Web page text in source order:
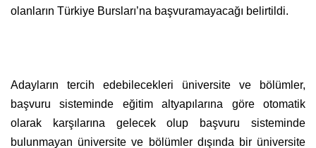
olanların Türkiye Bursları’na başvuramayacağı belirtildi.
Adayların tercih edebilecekleri üniversite ve bölümler,
başvuru sisteminde eğitim altyapılarına göre otomatik
olarak karşılarına gelecek olup başvuru sisteminde
bulunmayan üniversite ve bölümler dışında bir üniversite